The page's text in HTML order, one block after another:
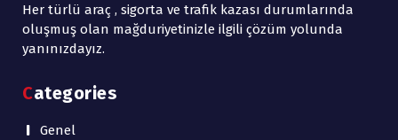
Her türlü araç , sigorta ve trafik kazası durumlarında
oluşmuş olan mağduriyetinizle ilgili çözüm yolunda
yanınızdayız.
Categories
Genel